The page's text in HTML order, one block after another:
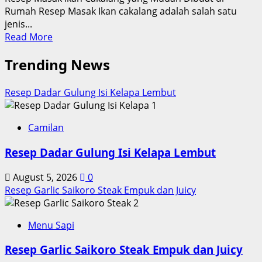
Rumah Resep Masak Ikan cakalang adalah salah satu
jenis...
Read MoreRead
about
Resep
Masak
Ikan
yang
Dibuat
Rumah
Trending News
Resep Dadar Gulung Isi Kelapa Lembut
1
Camilan
Resep Dadar Gulung Isi Kelapa Lembut
August 5, 2026
0
Resep Garlic Saikoro Steak Empuk dan Juicy
2
Menu Sapi
Resep Garlic Saikoro Steak Empuk dan Juicy